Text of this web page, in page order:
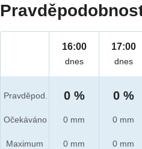
Pravděpod.
Očekáváno
Maximum
16:00
dnes
0 %
0 mm
0 mm
17:00
dnes
0 %
0 mm
0 mm